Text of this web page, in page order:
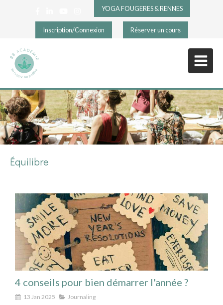
YOGA FOUGERES & RENNES
Inscription/Connexion Réserver un cours
Équilibre
4 conseils pour bien démarrer l'année ?
13 Jan 2025 Journaling